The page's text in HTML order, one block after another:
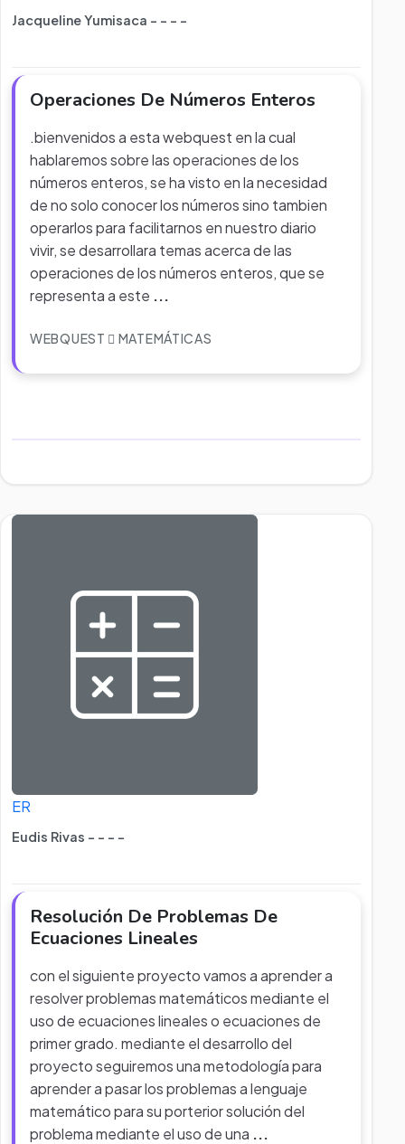
Jacqueline Yumisaca - - - -
Operaciones De Números Enteros
.bienvenidos a esta webquest en la cual
hablaremos sobre las operaciones de los
números enteros, se ha visto en la necesidad
de no solo conocer los números sino tambien
operarlos para facilitarnos en nuestro diario
vivir, se desarrollara temas acerca de las
operaciones de los números enteros, que se
representa a este ...
WEBQUEST MATEMÁTICAS
ER
Eudis Rivas - - - -
Resolución De Problemas De
Ecuaciones Lineales
con el siguiente proyecto vamos a aprender a
resolver problemas matemáticos mediante el
uso de ecuaciones lineales o ecuaciones de
primer grado. mediante el desarrollo del
proyecto seguiremos una metodología para
aprender a pasar los problemas a lenguaje
matemático para su porterior solución del
problema mediante el uso de una ...